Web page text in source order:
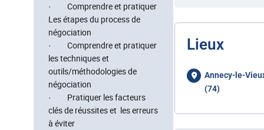
· Comprendre et pratiquer
Les étapes du process de
négociation
· Comprendre et pratiquer
les techniques et
outils/méthodologies de
négociation
· Pratiquer les facteurs
clés de réussites et les erreurs
à éviter
Lieux
Annecy-le-
(74)